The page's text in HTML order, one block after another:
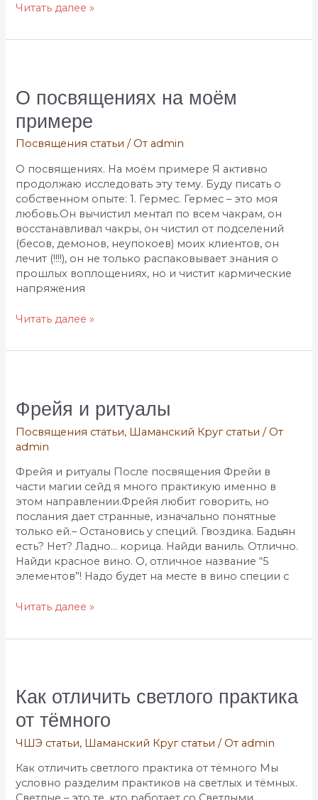
Читать далее »
О посвящениях на моём
примере
Посвящения статьи / От admin
О посвящениях. На моём примере Я активно
продолжаю исследовать эту тему. Буду писать о
собственном опыте: 1. Гермес. Гермес – это моя
любовь.Он вычистил ментал по всем чакрам, он
восстанавливал чакры, он чистил от подселений
(бесов, демонов, неупокоев) моих клиентов, он
лечит (!!!!), он не только распаковывает знания о
прошлых воплощениях, но и чистит кармические
напряжения
на
моём
примере
Читать далее »
Фрейя и ритуалы
Посвящения статьи, Шаманский Круг статьи / От
admin
Фрейя и ритуалы После посвящения Фрейи в
части магии сейд я много практикую именно в
этом направлении.Фрейя любит говорить, но
послания дает странные, изначально понятные
только ей.– Остановись у специй. Гвоздика. Бадьян
есть? Нет? Ладно… корица. Найди ваниль. Отлично.
Найди красное вино. О, отличное название “5
элементов”! Надо будет на месте в вино специи с
ритуалы
Читать далее »
Как отличить светлого практика
от тёмного
ЧШЭ статьи, Шаманский Круг статьи / От admin
Как отличить светлого практика от тёмного Мы
условно разделим практиков на светлых и тёмных.
светлого
практика
от